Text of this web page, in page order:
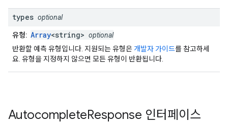
types optional
유형: Array<string> optional
반환할 예측 유형입니다. 지원되는 유형은 개발자 가이드를 참고하세
요. 유형을 지정하지 않으면 모든 유형이 반환됩니다.
AutocompleteResponse 인터페이스